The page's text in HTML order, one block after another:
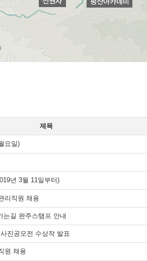
제목
요일)
년 3월 11일부터)
리직원 채용
는길 완주스탬프 안내
진공모전 수상작 발표
원 채용